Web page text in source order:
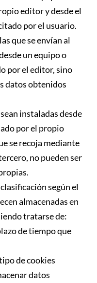
editor y desde el
por el usuario.
que se envían al
un equipo o
por el editor, sino
datos obtenidos
instaladas desde
por el propio
se recoja mediante
no pueden ser
según el
almacenadas en
tratarse de:
de tiempo que
de cookies
datos